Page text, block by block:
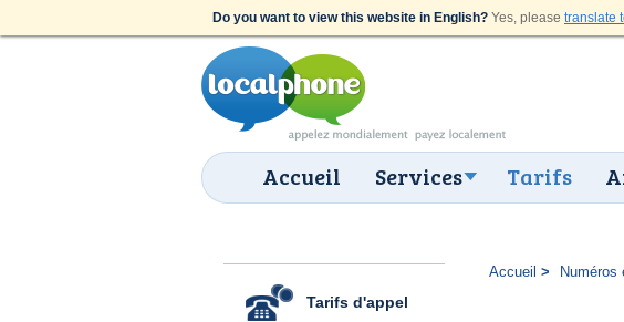
Do you want to view this website in English? Yes, please translate
Accueil Services Tarifs
Tarifs d'appel
Accueil Numéros